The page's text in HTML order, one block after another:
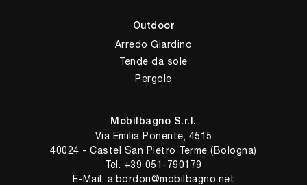
Outdoor
Arredo Giardino
Tende da sole
Pergole
Mobilbagno S.r.l.
Via Emilia Ponente, 4515
40024 - Castel San Pietro Terme (Bologna)
Tel. +39 051-790179
E-Mail. a.bordon@mobilbagno.net